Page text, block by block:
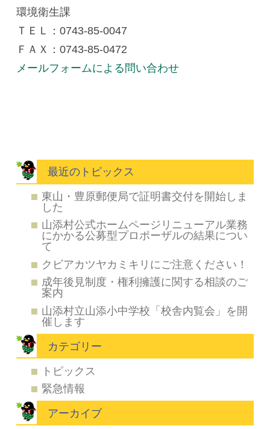
環境衛生課
ＴＥＬ：0743-85-0047
ＦＡＸ：0743-85-0472
メールフォームによる問い合わせ
最近のトピックス
東山・豊原郵便局で証明書交付を開始しま
した
山添村公式ホームページリニューアル業務
にかかる公募型プロポーザルの結果につい
て
クビアカツヤカミキリにご注意ください！
成年後見制度・権利擁護に関する相談のご
案内
山添村立山添小中学校「校舎内覧会」を開
催します
カテゴリー
トピックス
緊急情報
アーカイブ